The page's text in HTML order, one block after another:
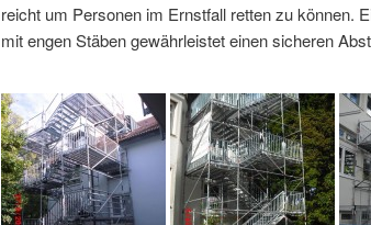
reicht um Personen im Ernstfall retten zu können.
mit engen Stäben gewährleistet einen sicheren